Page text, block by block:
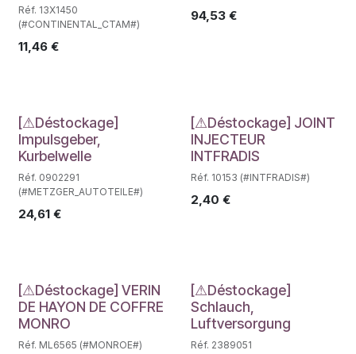
Réf. 13X1450
(#CONTINENTAL_CTAM#)
11,46 €
94,53€
Déstockage
[⚠Déstockage]
Impulsgeber,
Kurbelwelle
Réf. 0902291
(#METZGER_AUTOTEILE#)
24,61 €
Déstockage
[⚠Déstockage] JOINT
INJECTEUR
INTFRADIS
Réf. 10153 (#INTFRADIS#)
2,40 €
Déstockage
[⚠Déstockage] VERIN
DE HAYON DE COFFRE
MONRO
Réf. ML6565 (#MONROE#)
Déstockage
[⚠Déstockage]
Schlauch,
Luftversorgung
Réf. 2389051